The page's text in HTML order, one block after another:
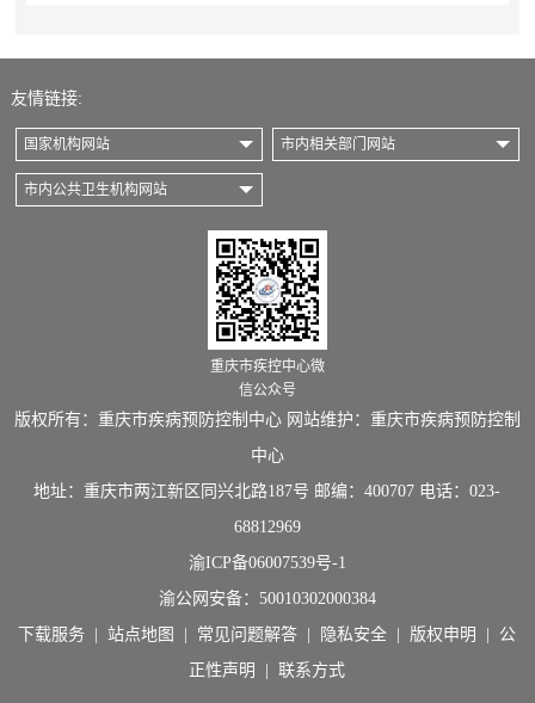
友情链接:
国家机构网站 市内相关部门网站
市内公共卫生机构网站
重庆市疾控中心微
信公众号
版权所有：重庆市疾病预防控制中心 网站维护：重庆市疾病预防控制
中心
地址：重庆市两江新区同兴北路187号 邮编：400707 电话：023-
68812969
渝ICP备06007539号-1
渝公网安备： 50010302000384
下载服务 |站点地图 常见问题解答 隐私安全 版权申明
公
正性声明
联系方式